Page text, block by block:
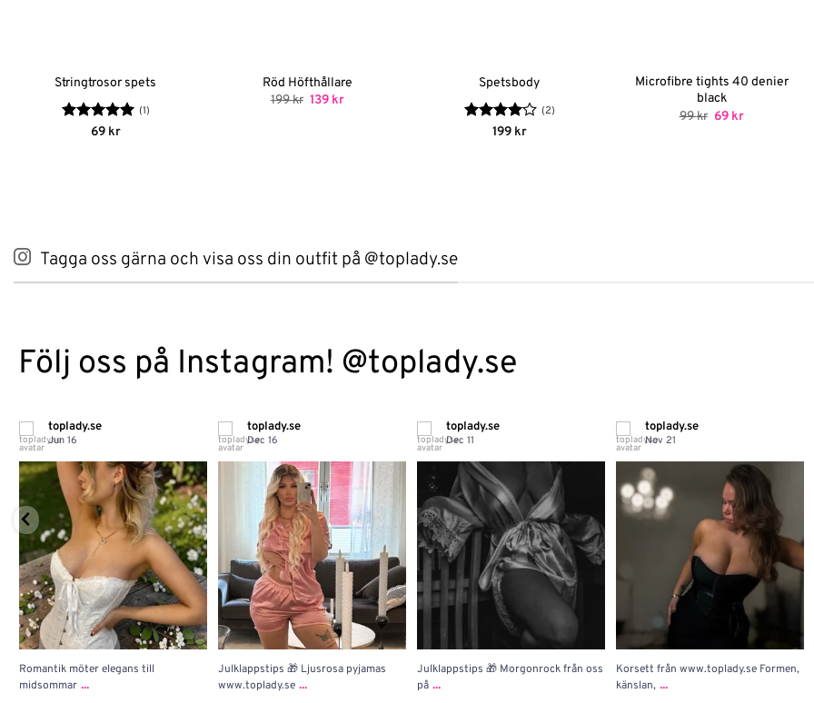
Stringtrosor spets
Betygsatt
(1)
69 kr
Röd Höfthållare
199kr Det
139 krDet
Spetsbody
Betygsatt
(2)
199 kr
Microfibre tights 40 denier
black
99kr Det
69 krDet
Tagga oss gärna och visa oss din outfit på @toplady.se
Följ oss på Instagram! @toplady.se
toplady.se
Jun 16
Romantik möter elegans till
midsommar ...
toplady.se
Dec 16
Julklappstips 🎁 Ljusrosa pyjamas
www.toplady.se ...
toplady.se
Dec 11
Julklappstips 🎁 Morgonrock från oss
på ...
toplady.se
Nov 21
Korsett från www.toplady.se Formen,
känslan, ...